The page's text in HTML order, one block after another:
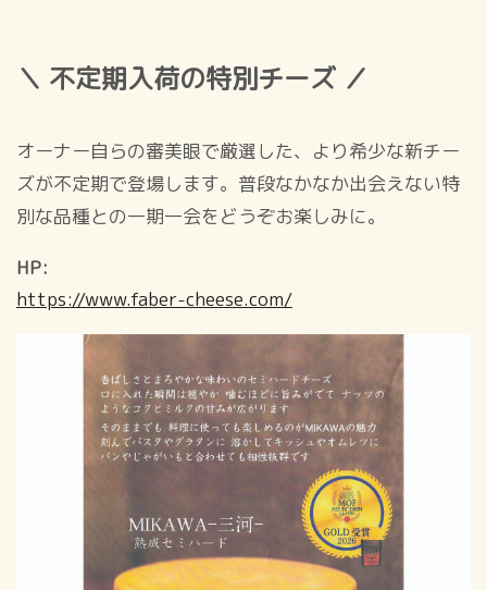
＼ 不定期入荷の特別チーズ ／
オーナー自らの審美眼で厳選した、より希少な新チー
ズが不定期で登場します。普段なかなか出会えない特
別な品種との一期一会をどうぞお楽しみに。
HP
https://www.faber-cheese.com/